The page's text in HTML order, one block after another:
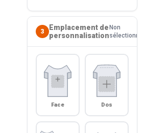
3
Emplacement de
personnalisation
Non
sélectionné
Face Dos